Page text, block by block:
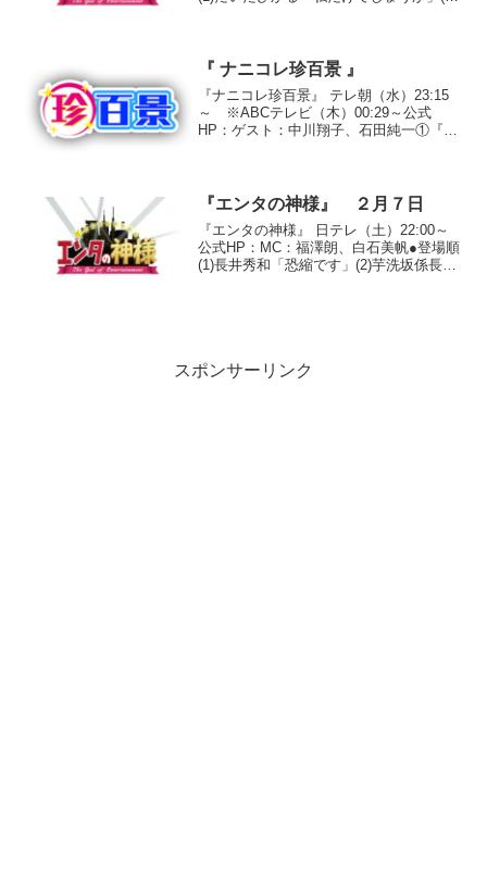
集...
『 ナニコレ珍百景 』
『ナニコレ珍百景』 テレ朝（水）23:15
～ ※ABCテレビ（木）00:29～公式
HP：ゲスト：中川翔子、石田純一①『も
道３０１号線...
『エンタの神様』 ２月７日
『エンタの神様』 日テレ（土）22:00～
公式HP：MC：福澤朗、白石美帆●登場順
(1)長井秀和「恐縮です」(2)芋洗坂係長
スポンサーリンク